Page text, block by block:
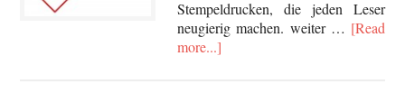
Stempeldrucken, die jeden Leser
neugierig machen. weiter … [Read
more...]